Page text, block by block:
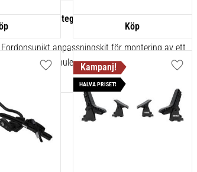
Thule Kitsats integrerad reling/flush rails 4-
pack – 186072
Fordonsunikt anpassningskit för montering av ett
takräcke från Thule.
Lägg till i favoriter
HALVA PRISET!
Lägg